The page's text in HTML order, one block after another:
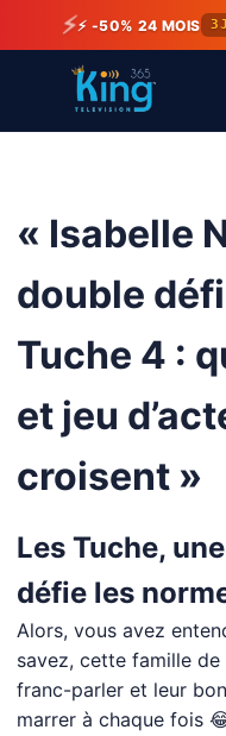
⚡⚡ -50% 24 MOIS
« Isabelle
double
Tuche 4 :
et jeu
croisent »
Les Tuche,
défie les
Alors, vous avez
savez, cette famille
franc-parler et leur
marrer à chaque fois